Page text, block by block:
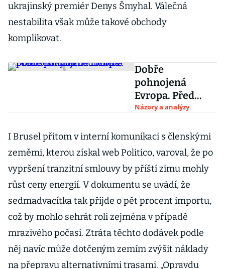
ukrajinský premiér Denys Šmyhal. Válečná
nestabilita však může takové obchody
komplikovat.
Dobře
pohnojená
Evropa. Před
selskými
politikům
měknou kolena
Názory a analýzy
I Brusel přitom v interní komunikaci s členskými
zeměmi, kterou získal web Politico, varoval, že po
vypršení tranzitní smlouvy by příští zimu mohly
růst ceny energií. V dokumentu se uvádí, že
sedmadvacítka tak přijde o pět procent importu,
což by mohlo sehrát roli zejména v případě
mrazivého počasí. Ztráta těchto dodávek podle
něj navíc může dotčeným zemím zvýšit náklady
na přepravu alternativními trasami. „Opravdu